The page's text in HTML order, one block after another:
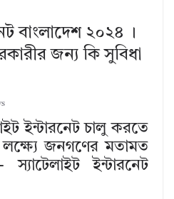
বাংলাদেশ ২০২৪ ।
জন্য কি সুবিধা
ইন্টারনেট চালু করতে
জনগণের মতামত
স্যাটেলাইট ইন্টারনেট